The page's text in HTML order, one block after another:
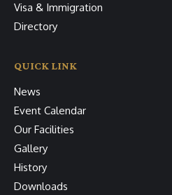
Visa & Immigration
Directory
QUICK LINK
News
Event Calendar
Our Facilities
Gallery
History
Downloads